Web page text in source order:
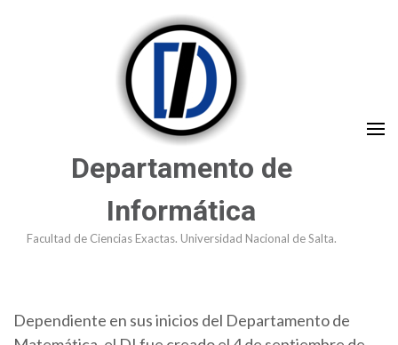
Departamento de
Informática
Facultad de Ciencias Exactas. Universidad Nacional de Salta.
Dependiente en sus inicios del Departamento de